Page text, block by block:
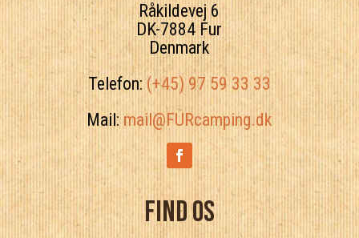
Råkildevej 6
DK-7884 Fur
Denmark
Telefon: (+45) 97 59 33 33
Mail: mail@FURcamping.dk
Find os